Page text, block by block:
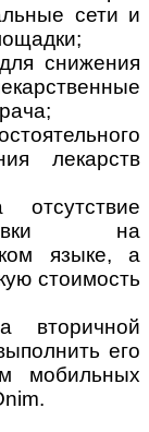
сети и
снижения
лекарств
на
языке, а
стоимость
вторичной
его
мобильных